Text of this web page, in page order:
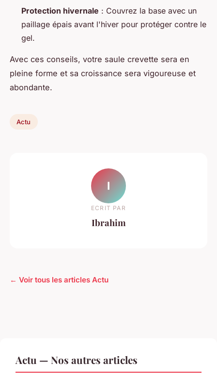
Protection hivernale : Couvrez la base avec un
paillage épais avant l'hiver pour protéger contre le
gel.
Avec ces conseils, votre saule crevette sera en
pleine forme et sa croissance sera vigoureuse et
abondante.
Actu
I
ECRIT PAR
Ibrahim
← Voir tous les articles Actu
Actu — Nos autres articles